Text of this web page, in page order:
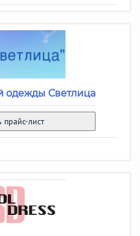
одежды Светлица
прайс-лист